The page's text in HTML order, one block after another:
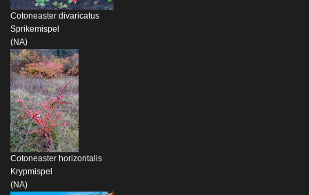
Cotoneaster divaricatus
Sprikemispel
(NA)
Cotoneaster horizontalis
Krypmispel
(NA)